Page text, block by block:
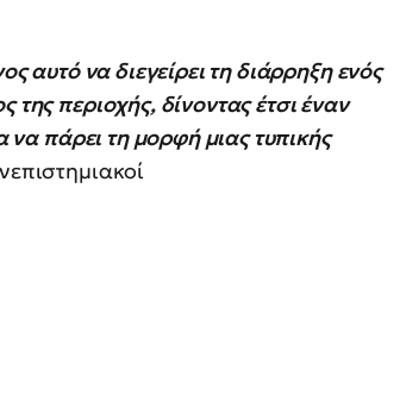
αυτό να διεγείρει τη διάρρηξη ενός
περιοχής, δίνοντας έτσι έναν
να πάρει τη μορφή μιας τυπικής